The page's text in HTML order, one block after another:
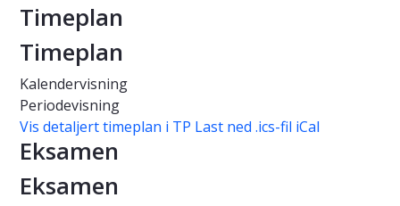
Timeplan
Timeplan
Kalendervisning
Periodevisning
Vis detaljert timeplan i TP Last ned .ics-fil iCal
Eksamen
Eksamen